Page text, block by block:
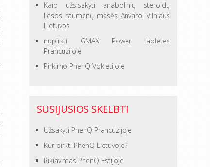
Kaip užsisakyti anabolinių steroidų
liesos raumenų masės Anvarol Vilniaus
Lietuvos
nupirkti GMAX Power tabletes
Prancūzijoje
Pirkimo PhenQ Vokietijoje
SUSIJUSIOS SKELBTI
Užsakyti PhenQ Prancūzijoje
Kur pirkti PhenQ Lietuvoje?
Rikiavimas PhenQ Estijoje